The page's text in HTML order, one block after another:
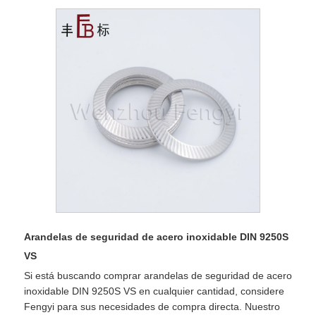
Arandelas de seguridad de acero inoxidable DIN 9250S
VS
Si está buscando comprar arandelas de seguridad de acero
inoxidable DIN 9250S VS en cualquier cantidad, considere
Fengyi para sus necesidades de compra directa. Nuestro